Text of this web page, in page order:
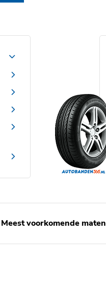
Meest voorkomende maten